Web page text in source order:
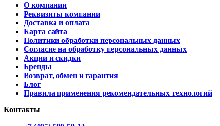
О компании
Реквизиты компании
Доставка и оплата
Карта сайта
Политики обработки персональных данных
Согласие на обработку персональных данных
Акции и скидки
Бренды
Возврат, обмен и гарантия
Блог
Правила применения рекомендательных технологий
Контакты